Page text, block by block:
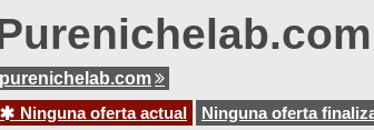
purenichelab.com
Ninguna oferta actual
Ninguna oferta